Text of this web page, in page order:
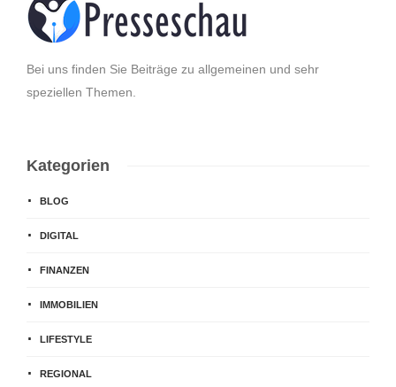
Bei uns finden Sie Beiträge zu allgemeinen und sehr
speziellen Themen.
Kategorien
BLOG
DIGITAL
FINANZEN
IMMOBILIEN
LIFESTYLE
REGIONAL